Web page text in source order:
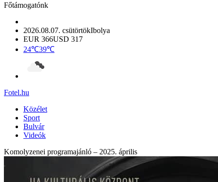
Főtámogatónk
2026.08.07. csütörtökIbolya
EUR 366USD 317
24℃39℃
Fotel.hu
Közélet
Sport
Bulvár
Videók
Komolyzenei programajánló – 2025. április